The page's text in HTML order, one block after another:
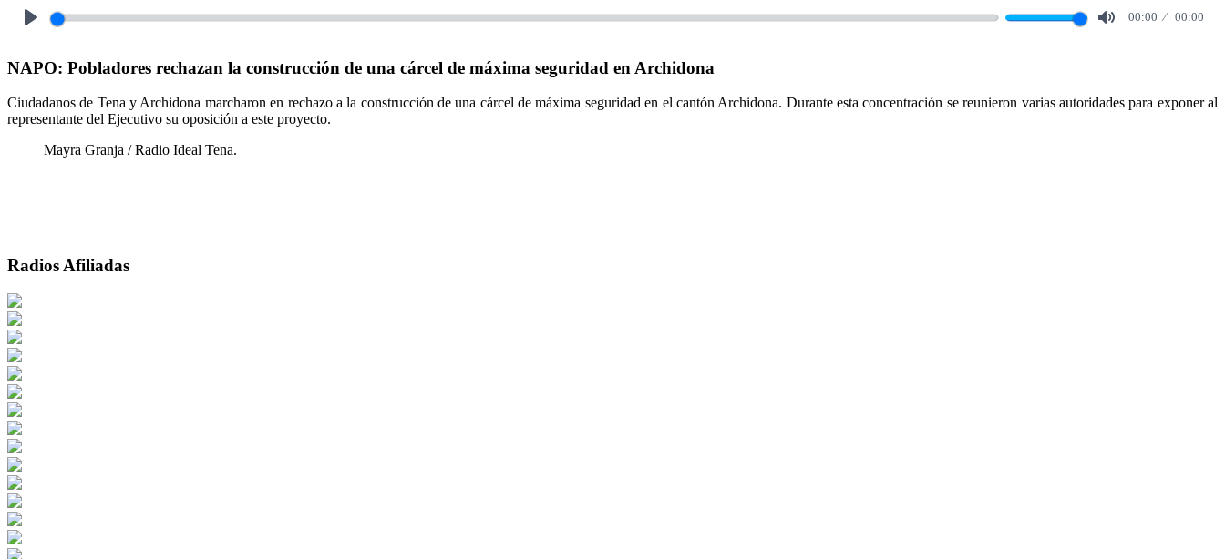
00:00 00:00
NAPO: Pobladores rechazan la construcción de una cárcel de máxima seguridad en Archidona
Ciudadanos de Tena y Archidona marcharon en rechazo a la construcción de una cárcel de máxima seguridad en el cantón Archidona. Durante esta concentración se reunieron varias autoridades para exponer al
representante del Ejecutivo su oposición a este proyecto.
Mayra Granja / Radio Ideal Tena.
Radios Afiliadas